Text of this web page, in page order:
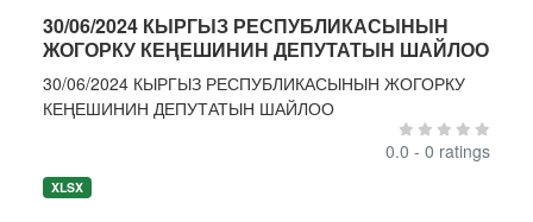
30/06/2024 КЫРГЫЗ РЕСПУБЛИКАСЫНЫН
ЖОГОРКУ КЕҢЕШИНИН ДЕПУТАТЫН ШАЙЛОО
30/06/2024 КЫРГЫЗ РЕСПУБЛИКАСЫНЫН ЖОГОРКУ
КЕҢЕШИНИН ДЕПУТАТЫН ШАЙЛОО
0.0 - 0 ratings
XLSX